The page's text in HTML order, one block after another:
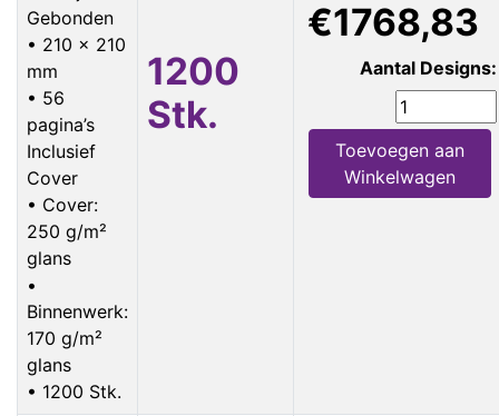
Gebonden
• 210 x 210
mm
• 56
pagina’s
Inclusief
Cover
• Cover:
250 g/m²
glans
•
Binnenwerk:
170 g/m²
glans
• 1200 Stk.
1200
Stk.
€1768,83
Aantal Designs:
Toevoegen aan
Winkelwagen